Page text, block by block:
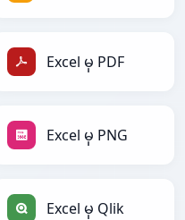
Excel မှ PDF
Excel မှ PNG
Excel မှ Qlik